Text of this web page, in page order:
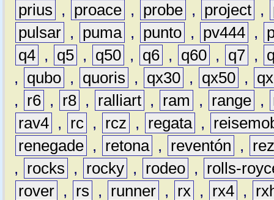
prius
, proace , probe , project ,
pulsar , puma , punto , pv444 ,
q4 , q5 , q50 , q6 , q60 , q7 ,
,
qubo , quoris , qx30 , qx50 ,
,
r6 , r8 , ralliart , ram , range ,
rav4 , rc , rcz , regata ,
renegade , retona , reventón ,
,
rocks , rocky , rodeo ,
rolls-
rover , rs , runner , rx , rx4 ,